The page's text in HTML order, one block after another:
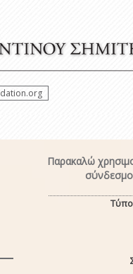
Παρακαλώ